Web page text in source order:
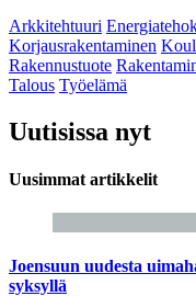
Arkkitehtuuri
Korjausrakentaminen
Rakennustuote
Talous Työelämä
Uutisissa nyt
Uusimmat artikkelit
Joensuun uudesta
syksyllä